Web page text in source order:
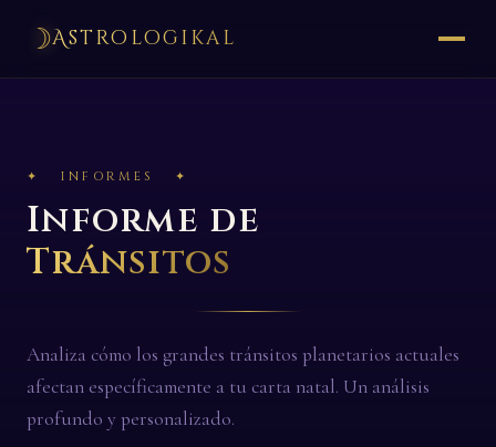
☽Astrologikal
✦ INFORMES ✦
Informe de
Tránsitos
Analiza cómo los grandes tránsitos planetarios actuales
afectan específicamente a tu carta natal. Un análisis
profundo y personalizado.